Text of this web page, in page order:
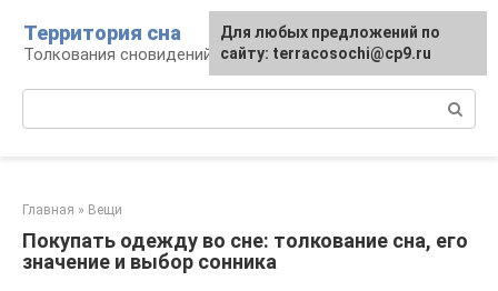
контенту
Территория сна
Толкования сновидений
Главная » Вещи
Покупать одежду во сне: толкование сна, его
значение и выбор сонника
Для любых предложений по
сайту: terracosochi@cp9.ru